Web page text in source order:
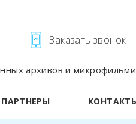
Заказать звонок
архивов и